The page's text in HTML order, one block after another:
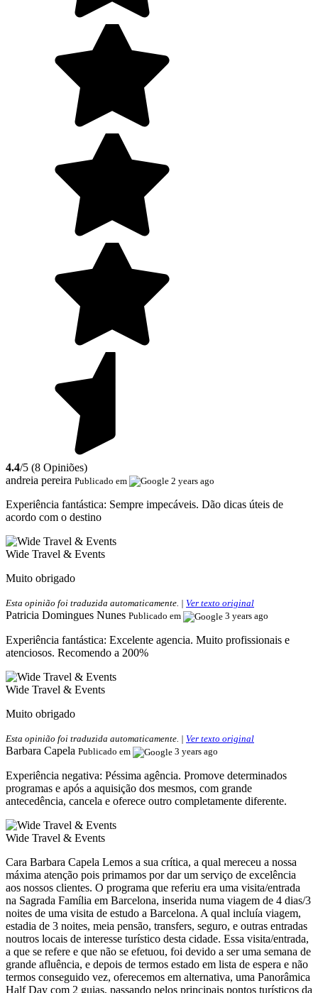
4.4/5 (8 Opiniões)
andreia pereira Publicado em 2 years ago
Experiência fantástica: Sempre impecáveis. Dão dicas úteis de
acordo com o destino
Wide Travel & Events
Muito obrigado
Esta opinião foi traduzida automaticamente. | Ver texto original
Patricia Domingues Nunes Publicado em 3 years ago
Experiência fantástica: Excelente agencia. Muito profissionais e
atenciosos. Recomendo a 200%
Wide Travel & Events
Muito obrigado
Esta opinião foi traduzida automaticamente. | Ver texto original
Barbara Capela Publicado em 3 years ago
Experiência negativa: Péssima agência. Promove determinados
programas e após a aquisição dos mesmos, com grande
antecedência, cancela e oferece outro completamente diferente.
Wide Travel & Events
Cara Barbara Capela Lemos a sua crítica, a qual mereceu a nossa
máxima atenção pois primamos por dar um serviço de excelência
aos nossos clientes. O programa que referiu era uma visita/entrada
na Sagrada Família em Barcelona, inserida numa viagem de 4 dias/3
noites de uma visita de estudo a Barcelona. A qual incluía viagem,
estadia de 3 noites, meia pensão, transfers, seguro, e outras entradas
noutros locais de interesse turístico desta cidade. Essa visita/entrada,
a que se refere e que não se efetuou, foi devido a ser uma semana de
grande afluência, e depois de termos estado em lista de espera e não
termos conseguido vez, oferecemos em alternativa, uma Panorâmica
Half Day com 2 guias, passando pelos principais pontos turísticos da